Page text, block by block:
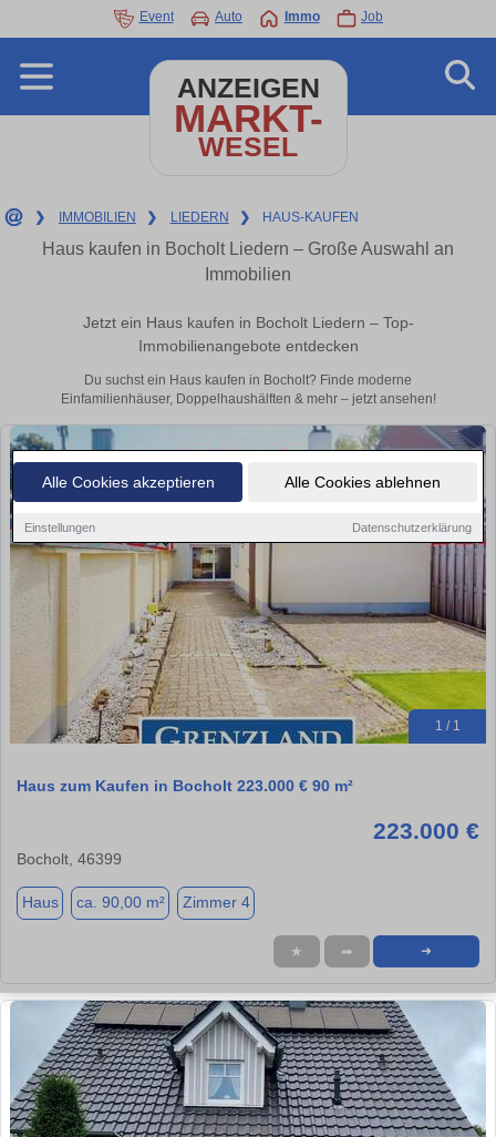
Alle Cookies akzeptieren Alle Cookies ablehnen
Einstellungen Datenschutzerklärung
Event Auto Immo Job
ANZEIGEN
MARKT-
WESEL
❯ IMMOBILIEN ❯ LIEDERN ❯ HAUS-KAUFEN
Haus kaufen in Bocholt Liedern – Große Auswahl an
Immobilien
Jetzt ein Haus kaufen in Bocholt Liedern – Top-
Immobilienangebote entdecken
Du suchst ein Haus kaufen in Bocholt? Finde moderne
Einfamilienhäuser, Doppelhaushälften & mehr – jetzt ansehen!
1 / 1
Haus zum Kaufen in Bocholt 223.000 € 90 m²
223.000 €
Bocholt, 46399
Haus ca. 90,00 m² Zimmer 4
★ ➦ ➜